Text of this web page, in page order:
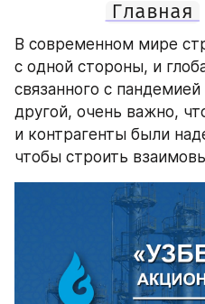
Главная
В современном мире
с одной стороны, и
связанного с
другой, очень важно,
и контрагенты были
чтобы строить